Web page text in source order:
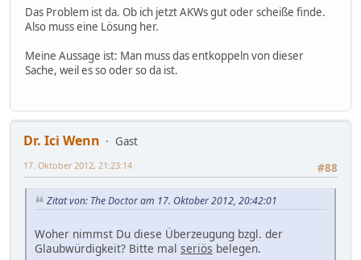
Das Problem ist da. Ob ich jetzt AKWs gut oder scheiße finde.
Also muss eine Lösung her.
Meine Aussage ist: Man muss das entkoppeln von dieser
Sache, weil es so oder so da ist.
Dr. Ici Wenn
Gast
#88
17. Oktober 2012, 21:23:14
Zitat von: The Doctor am 17. Oktober 2012, 20:42:01
Woher nimmst Du diese Überzeugung bzgl. der
Glaubwürdigkeit? Bitte mal seriös belegen.